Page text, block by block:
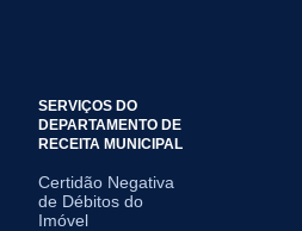
SERVIÇOS DO
DEPARTAMENTO DE
RECEITA MUNICIPAL
Certidão Negativa
de Débitos do
Imóvel